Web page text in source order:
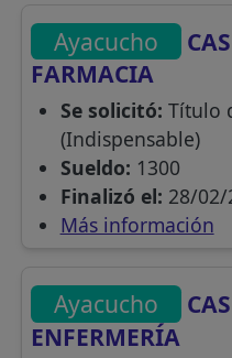
Ayacucho
FARMACIA
Se solicitó: Título
(Indispensable)
Sueldo: 1300
Finalizó el: 28/02/
Más información
Ayacucho
ENFERMERÍA